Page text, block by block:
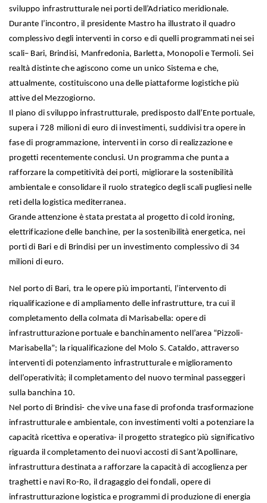
sviluppo infrastrutturale nei porti dell’Adriatico meridionale.
Durante l’incontro, il presidente Mastro ha illustrato il quadro
complessivo degli interventi in corso e di quelli programmati nei sei
scali– Bari, Brindisi, Manfredonia, Barletta, Monopoli e Termoli. Sei
realtà distinte che agiscono come un unico Sistema e che,
attualmente, costituiscono una delle piattaforme logistiche più
attive del Mezzogiorno.
Il piano di sviluppo infrastrutturale, predisposto dall’Ente portuale,
supera i 728 milioni di euro di investimenti, suddivisi tra opere in
fase di programmazione, interventi in corso di realizzazione e
progetti recentemente conclusi. Un programma che punta a
rafforzare la competitività dei porti, migliorare la sostenibilità
ambientale e consolidare il ruolo strategico degli scali pugliesi nelle
reti della logistica mediterranea.
Grande attenzione è stata prestata al progetto di cold ironing,
elettrificazione delle banchine, per la sostenibilità energetica, nei
porti di Bari e di Brindisi per un investimento complessivo di 34
milioni di euro.
Nel porto di Bari, tra le opere più importanti, l’intervento di
riqualificazione e di ampliamento delle infrastrutture, tra cui il
completamento della colmata di Marisabella: opere di
infrastrutturazione portuale e banchinamento nell’area “Pizzoli-
Marisabella”; la riqualificazione del Molo S. Cataldo, attraverso
interventi di potenziamento infrastrutturale e miglioramento
dell’operatività; il completamento del nuovo terminal passeggeri
sulla banchina 10.
Nel porto di Brindisi- che vive una fase di profonda trasformazione
infrastrutturale e ambientale, con investimenti volti a potenziare la
capacità ricettiva e operativa- il progetto strategico più significativo
riguarda il completamento dei nuovi accosti di Sant’Apollinare,
infrastruttura destinata a rafforzare la capacità di accoglienza per
traghetti e navi Ro-Ro, il dragaggio dei fondali, opere di
infrastrutturazione logistica e programmi di produzione di energia